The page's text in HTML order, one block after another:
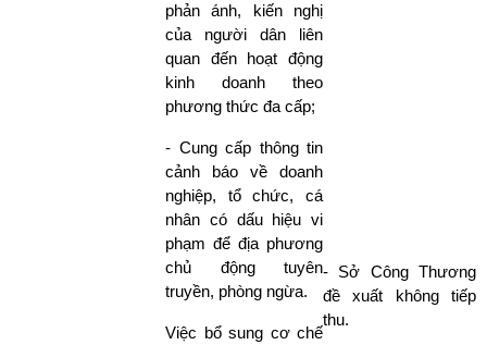
phản ánh, kiến nghị
của người dân liên
quan đến hoạt động
kinh doanh theo
phương thức đa cấp;
- Cung cấp thông tin
cảnh báo về doanh
nghiệp, tổ chức, cá
nhân có dấu hiệu vi
phạm để địa phương
chủ động tuyên
truyền, phòng ngừa.
Việc bổ sung cơ chế
- Sở Công Thương
đề xuất không tiếp
thu.